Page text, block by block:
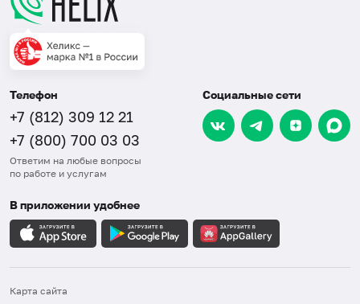
Телефон
+7 (812) 309 12 21
+7 (800) 700 03 03
Ответим на любые вопросы
по работе и услугам
Социальные сети
В приложении удобнее
Карта сайта